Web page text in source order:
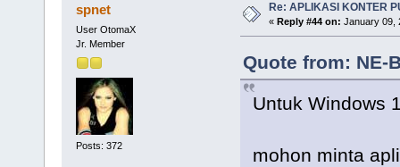
spnet
User OtomaX
Jr. Member
Posts: 372
Re: APLIKASI KONTER
« Reply #44 on: January 09,
Quote from: NE-
Untuk Windows
mohon minta